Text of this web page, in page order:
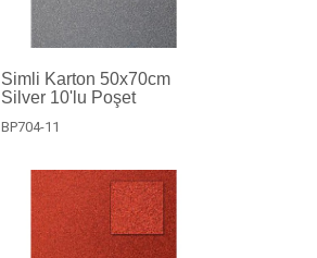
Simli Karton 50x70cm
Silver 10'lu Poşet
BP704-11